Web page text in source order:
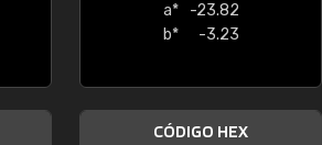
a*
-23.82
b*
-3.23
CÓDIGO HEX